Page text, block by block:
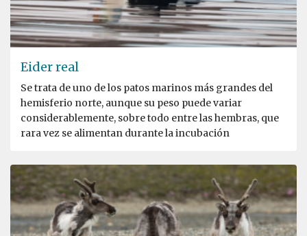
Eider real
Se trata de uno de los patos marinos más grandes del
hemisferio norte, aunque su peso puede variar
considerablemente, sobre todo entre las hembras, que
rara vez se alimentan durante la incubación